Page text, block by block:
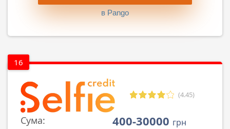
в Pango
16
(4.45)
Сума: 400-30000 грн